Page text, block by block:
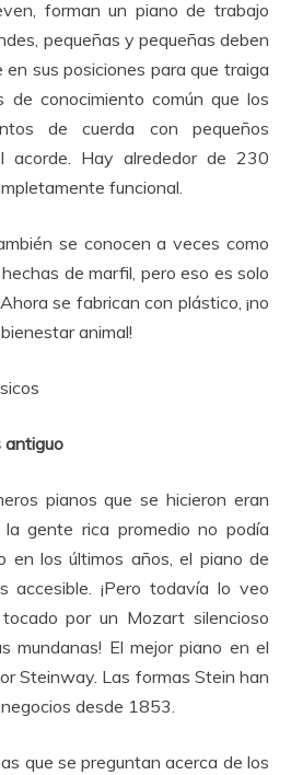
forman un piano de trabajo
pequeñas y pequeñas deben
sus posiciones para que traiga
de conocimiento común que los
de cuerda con pequeños
acorde. Hay alrededor de 230
funcional.
se conocen a veces como
de marfil, pero eso es solo
Ahora se fabrican con plástico, ¡no
animal!
antiguo
pianos que se hicieron eran
gente rica promedio no podía
en los últimos años, el piano de
accesible.¡Pero todavía lo veo
por un Mozart silencioso
mundanas! El mejor piano en el
Steinway. Las formas Stein han
desde 1853.
que se preguntan acerca de los